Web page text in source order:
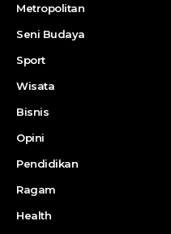
Metropolitan
Seni Budaya
Sport
Wisata
Bisnis
Opini
Pendidikan
Ragam
Health